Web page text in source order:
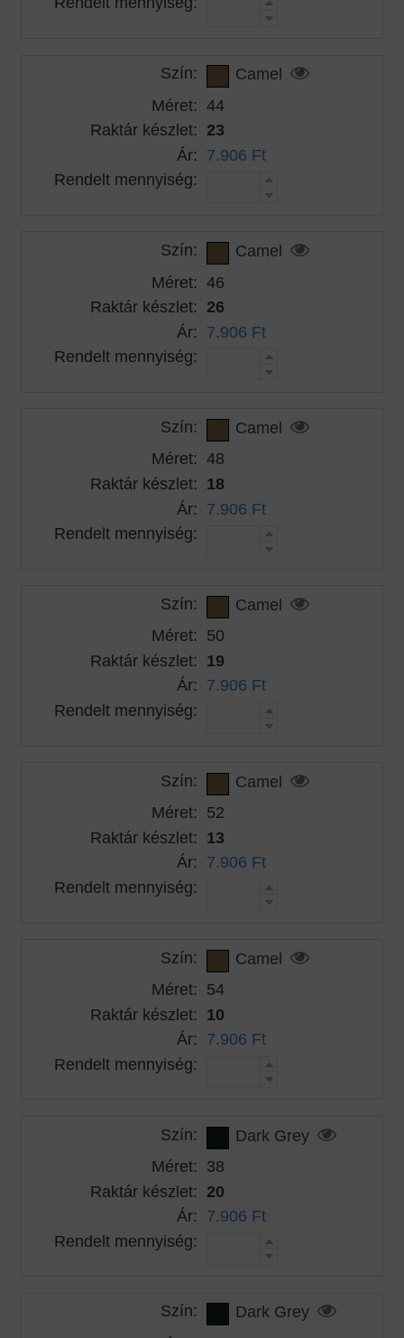
Szín:
Camel
Méret: 44
Raktár készlet: 23
Ár: 7.906 Ft
Rendelt mennyiség:
Szín:
Camel
Méret: 46
Raktár készlet: 26
Ár: 7.906 Ft
Rendelt mennyiség:
Szín:
Camel
Méret: 48
Raktár készlet: 18
Ár: 7.906 Ft
Rendelt mennyiség:
Szín:
Camel
Méret: 50
Raktár készlet: 19
Ár: 7.906 Ft
Rendelt mennyiség:
Szín:
Camel
Méret: 52
Raktár készlet: 13
Ár: 7.906 Ft
Rendelt mennyiség:
Szín:
Camel
Méret: 54
Raktár készlet: 10
Ár: 7.906 Ft
Rendelt mennyiség:
Szín:
Dark Grey
Méret: 38
Raktár készlet: 20
Ár: 7.906 Ft
Rendelt mennyiség:
Szín:
Dark Grey